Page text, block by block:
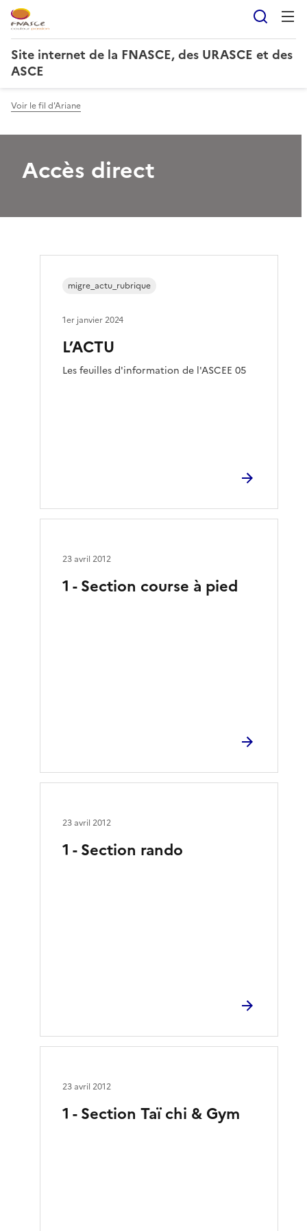
Site internet de la FNASCE, des URASCE et des
ASCE
Voir le fil d'Ariane
Accès direct
L’ACTU
Les feuilles d'information de l'ASCEE 05
migre_actu_rubrique
1er janvier 2024
1 - Section course à pied
23 avril 2012
1 - Section rando
23 avril 2012
1 - Section Taï chi & Gym
23 avril 2012